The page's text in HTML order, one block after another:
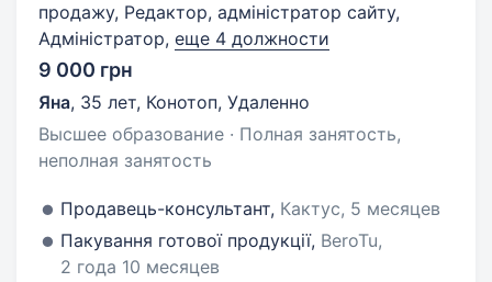
продажу, Редактор, адміністратор сайту,
Адміністратор, еще 4 должности
9 000 грн
Яна, 35 лет, Конотоп, Удаленно
Высшее образование · Полная занятость,
неполная занятость
Продавець-консультант, Кактус, 5 месяцев
Пакування готової продукції, BeroTu,
2 года 10 месяцев